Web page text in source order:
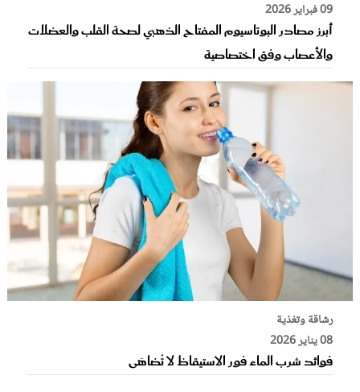
09 فبراير 2026
أبرز مصادر البوتاسيوم المفتاح الذهبي لصحة القلب والعضلات
والأعصاب وفق اختصاصية
رشاقة وتغذية
08 يناير 2026
فوائد شرب الماء فور الاستيقاظ لا تُضاهَى